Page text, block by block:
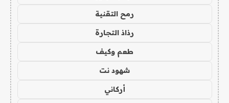
رمح التقنية
رذاذ التجارة
طعم وكيف
شهود نت
أركاني